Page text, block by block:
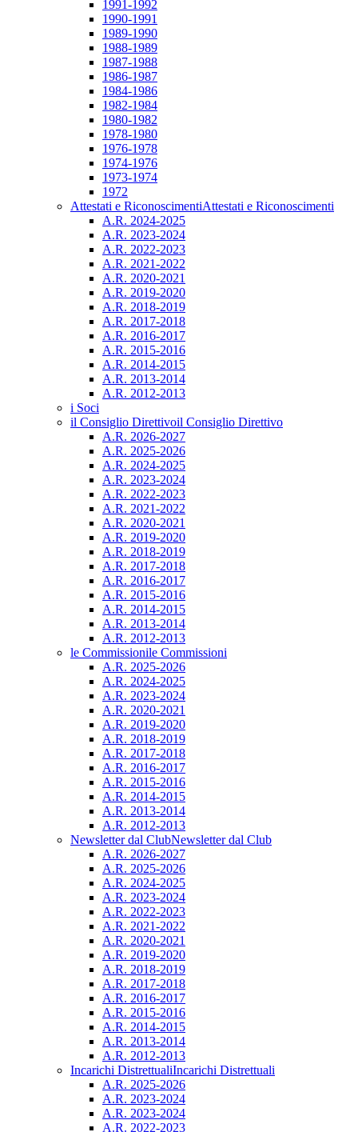
1991-1992
1990-1991
1989-1990
1988-1989
1987-1988
1986-1987
1984-1986
1982-1984
1980-1982
1978-1980
1976-1978
1974-1976
1973-1974
1972
Attestati e RiconoscimentiAttestati e Riconoscimenti
A.R. 2024-2025
A.R. 2023-2024
A.R. 2022-2023
A.R. 2021-2022
A.R. 2020-2021
A.R. 2019-2020
A.R. 2018-2019
A.R. 2017-2018
A.R. 2016-2017
A.R. 2015-2016
A.R. 2014-2015
A.R. 2013-2014
A.R. 2012-2013
i Soci
il Consiglio Direttivoil Consiglio Direttivo
A.R. 2026-2027
A.R. 2025-2026
A.R. 2024-2025
A.R. 2023-2024
A.R. 2022-2023
A.R. 2021-2022
A.R. 2020-2021
A.R. 2019-2020
A.R. 2018-2019
A.R. 2017-2018
A.R. 2016-2017
A.R. 2015-2016
A.R. 2014-2015
A.R. 2013-2014
A.R. 2012-2013
le Commissionile Commissioni
A.R. 2025-2026
A.R. 2024-2025
A.R. 2023-2024
A.R. 2020-2021
A.R. 2019-2020
A.R. 2018-2019
A.R. 2017-2018
A.R. 2016-2017
A.R. 2015-2016
A.R. 2014-2015
A.R. 2013-2014
A.R. 2012-2013
Newsletter dal ClubNewsletter dal Club
A.R. 2026-2027
A.R. 2025-2026
A.R. 2024-2025
A.R. 2023-2024
A.R. 2022-2023
A.R. 2021-2022
A.R. 2020-2021
A.R. 2019-2020
A.R. 2018-2019
A.R. 2017-2018
A.R. 2016-2017
A.R. 2015-2016
A.R. 2014-2015
A.R. 2013-2014
A.R. 2012-2013
Incarichi DistrettualiIncarichi Distrettuali
A.R. 2025-2026
A.R. 2023-2024
A.R. 2023-2024
A.R. 2022-2023